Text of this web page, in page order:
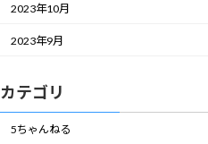
2023年10月
2023年9月
カテゴリ
5ちゃんねる